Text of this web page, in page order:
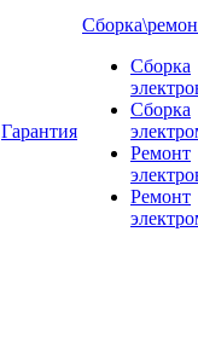
Гарантия
Сборка
Сборка
Ремонт
Ремонт